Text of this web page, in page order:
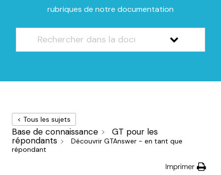
rubriques de notre documentation
< Tous les sujets
Base de connaissance
GT pour les
répondants
Découvrir GTAnswer - en tant que
répondant
Imprimer